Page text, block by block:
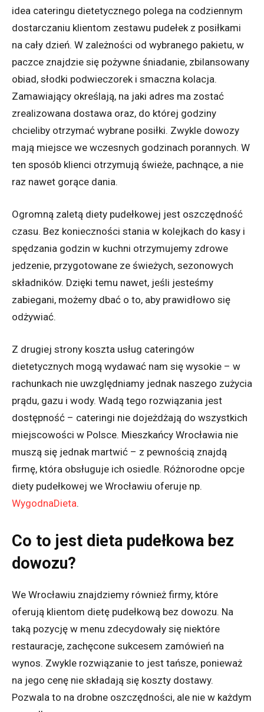
idea cateringu dietetycznego polega na codziennym
dostarczaniu klientom zestawu pudełek z posiłkami
na cały dzień. W zależności od wybranego pakietu, w
paczce znajdzie się pożywne śniadanie, zbilansowany
obiad, słodki podwieczorek i smaczna kolacja.
Zamawiający określają, na jaki adres ma zostać
zrealizowana dostawa oraz, do której godziny
chcieliby otrzymać wybrane posiłki. Zwykle dowozy
mają miejsce we wczesnych godzinach porannych. W
ten sposób klienci otrzymują świeże, pachnące, a nie
raz nawet gorące dania.
Ogromną zaletą diety pudełkowej jest oszczędność
czasu. Bez konieczności stania w kolejkach do kasy i
spędzania godzin w kuchni otrzymujemy zdrowe
jedzenie, przygotowane ze świeżych, sezonowych
składników. Dzięki temu nawet, jeśli jesteśmy
zabiegani, możemy dbać o to, aby prawidłowo się
odżywiać.
Z drugiej strony koszta usług cateringów
dietetycznych mogą wydawać nam się wysokie – w
rachunkach nie uwzględniamy jednak naszego zużycia
prądu, gazu i wody. Wadą tego rozwiązania jest
dostępność – cateringi nie dojeżdżają do wszystkich
miejscowości w Polsce. Mieszkańcy Wrocławia nie
muszą się jednak martwić – z pewnością znajdą
firmę, która obsługuje ich osiedle. Różnorodne opcje
diety pudełkowej we Wrocławiu oferuje np.
WygodnaDieta.
Co to jest dieta pudełkowa bez
dowozu?
We Wrocławiu znajdziemy również firmy, które
oferują klientom dietę pudełkową bez dowozu. Na
taką pozycję w menu zdecydowały się niektóre
restauracje, zachęcone sukcesem zamówień na
wynos. Zwykle rozwiązanie to jest tańsze, ponieważ
na jego cenę nie składają się koszty dostawy.
Pozwala to na drobne oszczędności, ale nie w każdym